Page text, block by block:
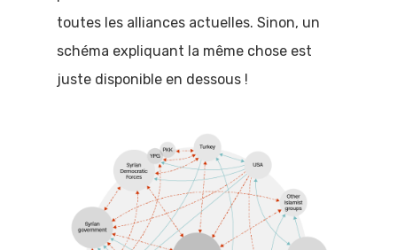
toutes les alliances actuelles. Sinon, un
schéma expliquant la même chose est
juste disponible en dessous !